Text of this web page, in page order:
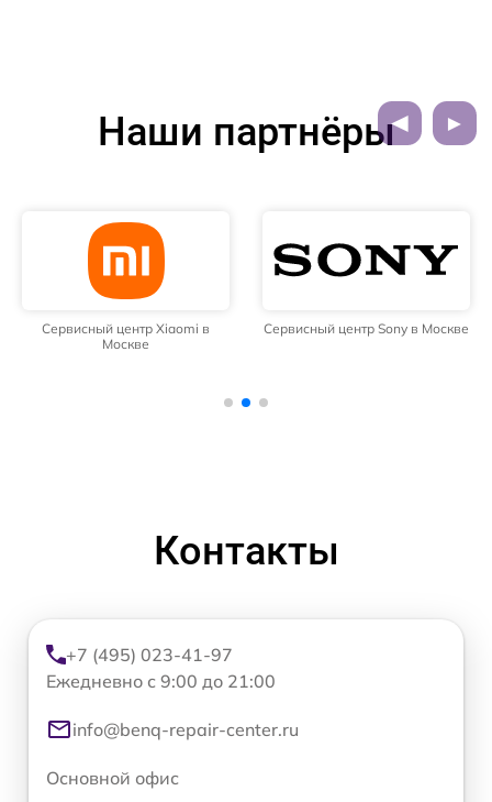
Наши партнёры
Сервисный центр Xiaomi в
Москве
Сервисный центр Sony в Москве
Контакты
+7 (495) 023-41-97
Ежедневно с 9:00 до 21:00
info@benq-repair-center.ru
Основной офис